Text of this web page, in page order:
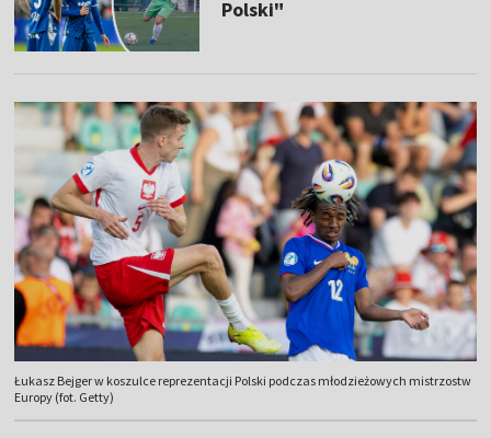
Polski"
Łukasz Bejger w koszulce reprezentacji Polski podczas młodzieżowych mistrzostw
Europy (fot. Getty)